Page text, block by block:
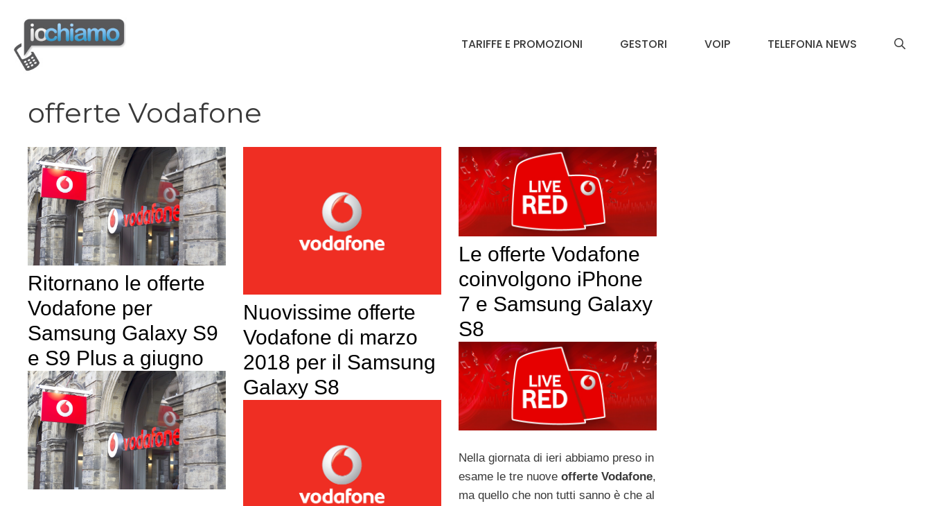
contenuto
TARIFFE E PROMOZIONI GESTORI VOIP TELEFONIA NEWS
offerte Vodafone
Ritornano le offerte
Vodafone per
Samsung Galaxy S9
e S9 Plus a giugno
Nuovissime offerte
Vodafone di marzo
2018 per il Samsung
Galaxy S8
Le offerte Vodafone
coinvolgono iPhone
7 e Samsung Galaxy
S8
Nella giornata di ieri abbiamo preso in
esame le tre nuove offerte Vodafone,
ma quello che non tutti sanno è che al